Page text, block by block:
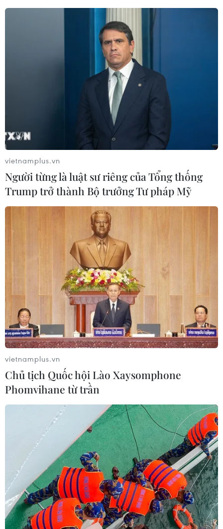
TIN CÙNG CHUYÊN MỤC
Đội tuyển Việt Nam đối đầu Malaysia
tại bán kết ASEAN Cup 2026
08/08/2026 15:53
Chủ sân Azteca lỗ hơn 47 triệu USD vì
World Cup 2026
08/08/2026 06:43
vietnamplus.vn
Người từng là luật sư riêng của Tổng thống
Trump trở thành Bộ trưởng Tư pháp Mỹ
vietnamplus.vn
Chủ tịch Quốc hội Lào Xaysomphone
Phomvihane từ trần